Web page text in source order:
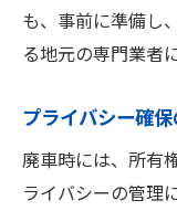
も、事前に準備し
る地元の専門業者
プライバシー確
廃車時には、所有
ライバシーの管理